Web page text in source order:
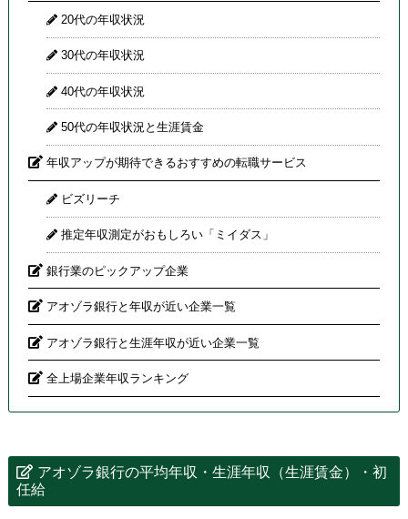
20代の年収状況
30代の年収状況
40代の年収状況
50代の年収状況と生涯賃金
年収アップが期待できるおすすめの転職サービス
ビズリーチ
推定年収測定がおもしろい「ミイダス」
銀行業のピックアップ企業
アオゾラ銀行と年収が近い企業一覧
アオゾラ銀行と生涯年収が近い企業一覧
全上場企業年収ランキング
アオゾラ銀行の平均年収・生涯年収（生涯賃金）・初
任給